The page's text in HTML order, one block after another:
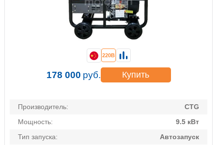
Производитель:
CTG
Мощность:
9.5 кВт
Тип запуска:
Автозапуск
220В
178 000 руб. Купить